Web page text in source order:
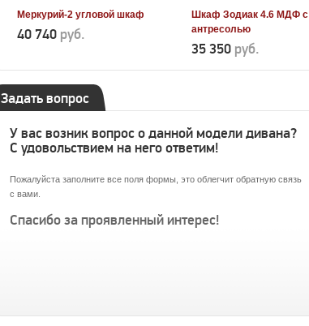
Меркурий-2 угловой шкаф
40 740 руб.
Шкаф Зодиак 4.6 МДФ с
антресолью
35 350 руб.
Задать вопрос
У вас возник вопрос о данной модели дивана?
С удовольствием на него ответим!
Пожалуйста заполните все поля формы, это облегчит обратную связь
с вами.
Спасибо за проявленный интерес!